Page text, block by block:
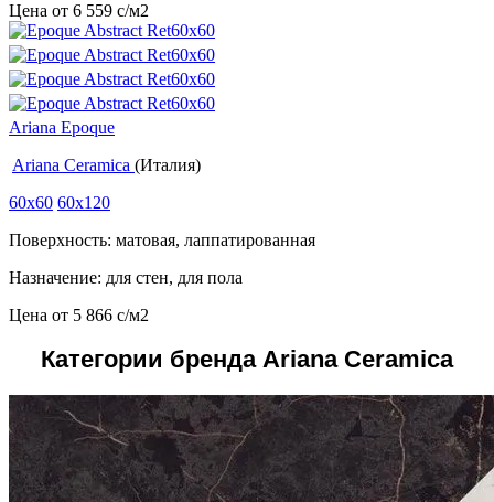
Цена от 6 559 c/м2
Ariana Epoque
Ariana Ceramica (Италия)
60x60 60x120
Поверхность: матовая, лаппатированная
Назначение: для стен, для пола
Цена от 5 866 c/м2
Категории бренда Ariana Ceramica